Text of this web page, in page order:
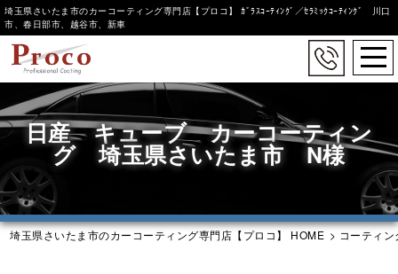
to
main
content
埼玉県さいたま市のカーコーティング専門店【プロコ】 ｶﾞﾗｽｺｰﾃｨﾝｸﾞ／ｾﾗﾐｯｸｺｰﾃｨﾝｸﾞ 川口
市、春日部市、越谷市、新車
日産 キューブ カーコーティン
グ 埼玉県さいたま市 N様
埼玉県さいたま市のカーコーティング専門店【プロコ】 HOME > コーティン